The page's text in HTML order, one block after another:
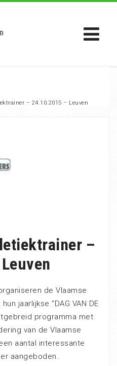
– 24.10.2015 – Leuven
–
de Vlaamse
jaarlijkse “DAG VAN DE
programma met
van de Vlaamse
aantal interessante
aangeboden.